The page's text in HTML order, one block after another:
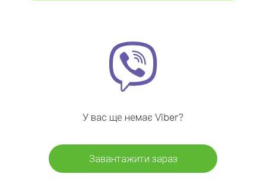
У вас ще немає Viber?
Завантажити зараз